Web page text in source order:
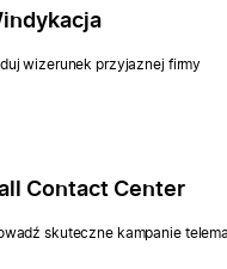
wizerunek przyjaznej firmy
Contact Center
skuteczne kampanie